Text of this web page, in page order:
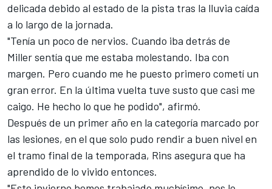
delicada debido al estado de la pista tras la lluvia caída
a lo largo de la jornada.
"Tenía un poco de nervios. Cuando iba detrás de
Millersentía que me estaba molestando. Iba con
margen. Pero cuando me he puesto primero cometí un
gran error. En la última vuelta tuve susto que casi me
caigo. He hecho lo que he podido", afirmó.
Después de un primer año en la categoría marcado por
las lesiones, en el que solo pudo rendir a buen nivel en
el tramo final de la temporada, Rins asegura que ha
aprendido de lo vivido entonces.